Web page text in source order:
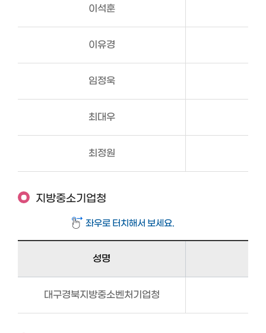
이석훈
이유경
임정욱
최대우
최정원
지방중소기업청
성명
대구경북지방중소벤처기업청